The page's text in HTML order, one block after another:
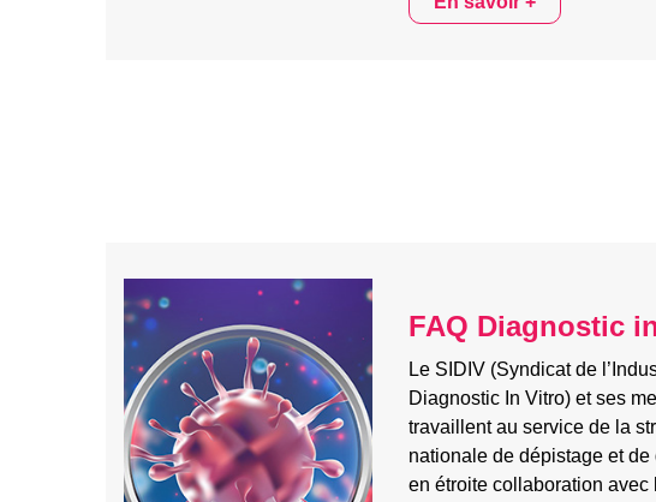
FAQ Diagnostic
Le SIDIV (Syndicat de
Diagnostic In Vitro) et ses
travaillent au service de la
nationale de dépistage et de
en étroite collaboration avec